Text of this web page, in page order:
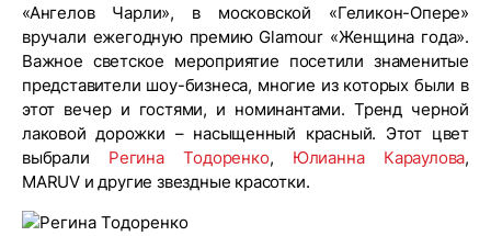
«Ангелов Чарли», в московской «Геликон-Опере»
вручали ежегодную премию Glamour «Женщина года».
Важное светское мероприятие посетили знаменитые
представители шоу-бизнеса, многие из которых были в
этот вечер и гостями, и номинантами. Тренд черной
лаковой дорожки – насыщенный красный. Этот цвет
выбрали Регина Тодоренко, Юлианна Караулова,
MARUV и другие звездные красотки.